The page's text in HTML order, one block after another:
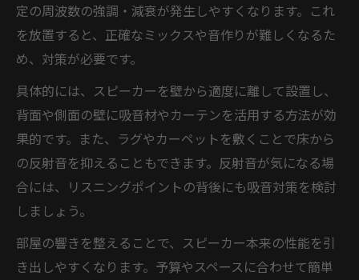
定の周波数の強調・減衰が発生しやすくなります。これ
を放置すると、正確なミックスや音作りが難しくなるた
め、対策が必要です。
具体的には、スピーカーを壁から適度に離して設置し、
背面や側面の壁に吸音材やカーテンを活用する方法が効
果的です。また、ラグやカーペットを敷くことで床から
の反射音を抑えることもできます。反射音が気になる場
合には、リスニングポイントの背後にも吸音対策を検討
しましょう。
部屋の響きを整えることで、スピーカー本来の性能を引
き出しやすくなります。予算やスペースに合わせて簡単